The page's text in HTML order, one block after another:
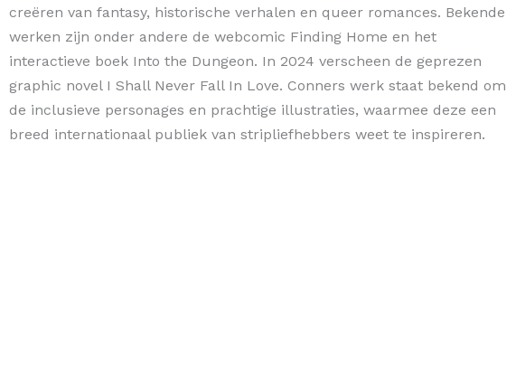
creëren van fantasy, historische verhalen en queer romances. Bekende
werken zijn onder andere de webcomic Finding Home en het
interactieve boek Into the Dungeon. In 2024 verscheen de geprezen
graphic novel I Shall Never Fall In Love. Conners werk staat bekend om
de inclusieve personages en prachtige illustraties, waarmee deze een
breed internationaal publiek van stripliefhebbers weet te inspireren.